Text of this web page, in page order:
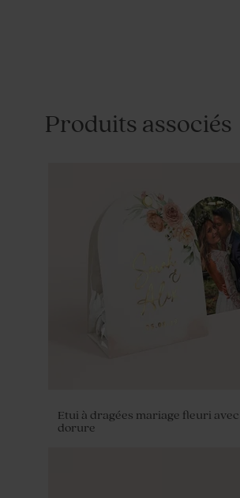
Produits associés
Etui à dragées mariage fleuri avec
dorure